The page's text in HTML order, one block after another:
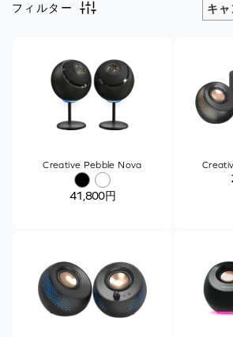
キ
フィルター
Creative Pebble Nova
41,800円